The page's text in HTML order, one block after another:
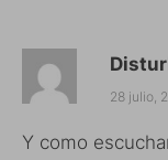
28 julio,
Y como